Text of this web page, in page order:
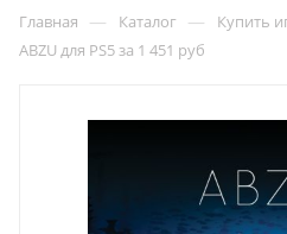
Главная — Каталог — Купить
ABZU для PS5 за 1 451 руб